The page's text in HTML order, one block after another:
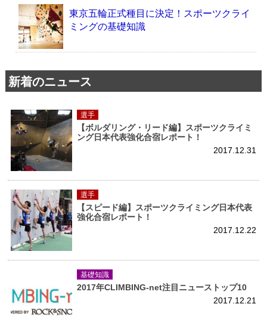
東京五輪正式種目に決定！スポーツクライ
ミングの基礎知識
新着のニュース
選手
【ボルダリング・リード編】スポーツクライミ
ング日本代表強化合宿レポート！
2017.12.31
選手
【スピード編】スポーツクライミング日本代表
強化合宿レポート！
2017.12.22
基礎知識
2017年CLIMBING-net注目ニューストップ10
2017.12.21